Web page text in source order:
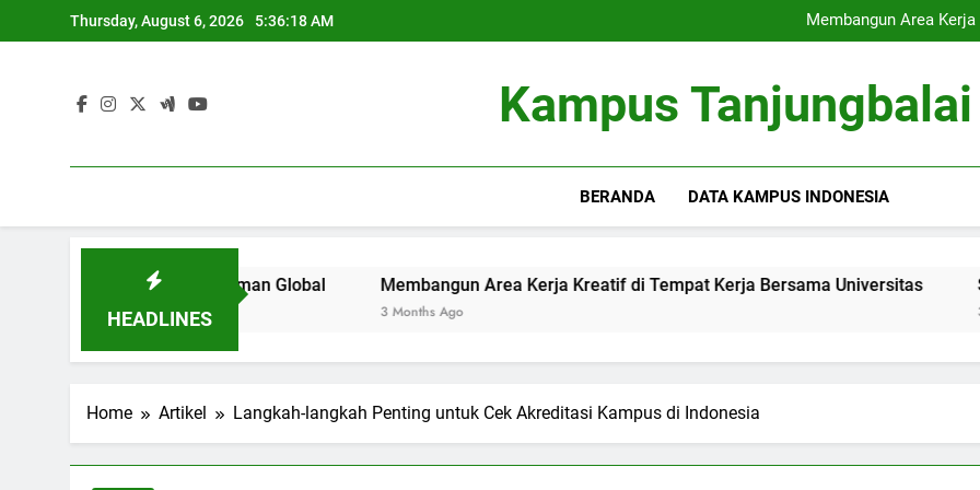
to
Thursday, August 6, 2026 5:36:19 AM
Membangun Area
Signifikansi Cinta
Membangun Area
Signifikansi Cinta
Kampus Tanjungbalai
BERANDA DATA KAMPUS INDONESIA
HEADLINES
Tinggi di Zaman Global Membangun Area Kerja Kreatif di Tempat Kerja Bersama Universitas Signifikansi
Home Artikel Langkah-langkah Penting untuk Cek Akreditasi Kampus di Indonesia